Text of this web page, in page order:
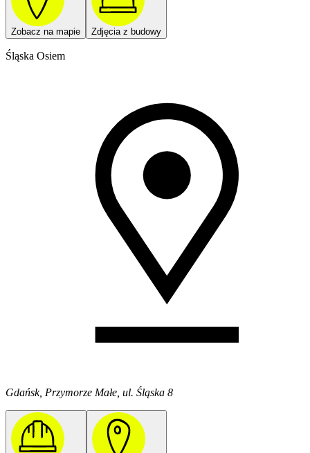
Zobacz na mapie Zdjęcia z budowy
Śląska Osiem
Gdańsk, Przymorze Małe, ul. Śląska 8